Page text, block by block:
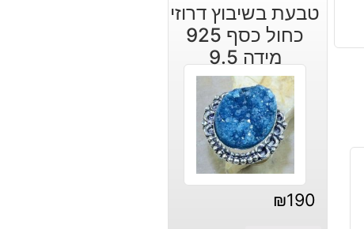
טבעת בשיבוץ דרוזי
כחול כסף 925
מידה 9.5
₪190